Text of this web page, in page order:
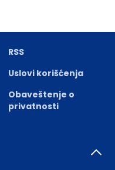
RSS
Uslovi korišćenja
Obaveštenje o
privatnosti